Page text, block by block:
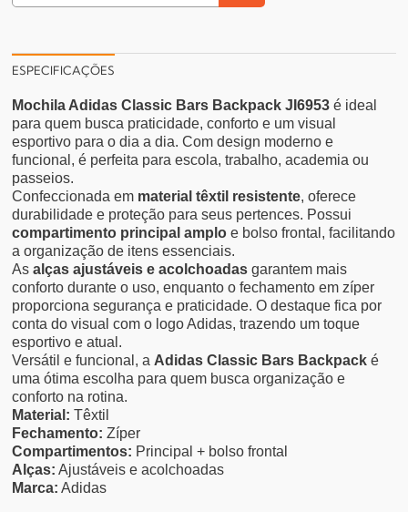
ESPECIFICAÇÕES
Mochila Adidas Classic Bars Backpack JI6953 é ideal
para quem busca praticidade, conforto e um visual
esportivo para o dia a dia. Com design moderno e
funcional, é perfeita para escola, trabalho, academia ou
passeios.
Confeccionada em material têxtil resistente, oferece
durabilidade e proteção para seus pertences. Possui
compartimento principal amplo e bolso frontal, facilitando
a organização de itens essenciais.
Asalças ajustáveis e acolchoadas garantem mais
conforto durante o uso, enquanto o fechamento em zíper
proporciona segurança e praticidade. O destaque fica por
conta do visual com o logo Adidas, trazendo um toque
esportivo e atual.
Versátil e funcional, aAdidas Classic Bars Backpack é
uma ótima escolha para quem busca organização e
conforto na rotina.
Material: Têxtil
Fechamento: Zíper
Compartimentos: Principal + bolso frontal
Alças: Ajustáveis e acolchoadas
Marca: Adidas